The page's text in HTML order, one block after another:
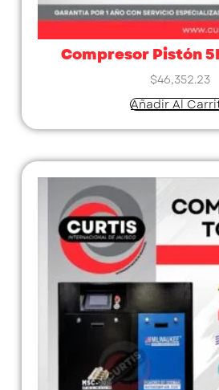
Compresor Pistón
$46,352.23
Añadir Al